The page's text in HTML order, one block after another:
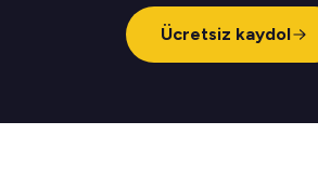
Ücretsiz kaydol